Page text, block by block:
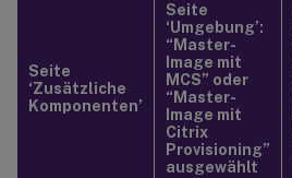
Seite
‘Zusätzliche
Komponenten’
Seite
‘Umgebung’:
“Master-
Image mit
MCS” oder
“Master-
Image mit
Citrix
Provisioning”
ausgewählt